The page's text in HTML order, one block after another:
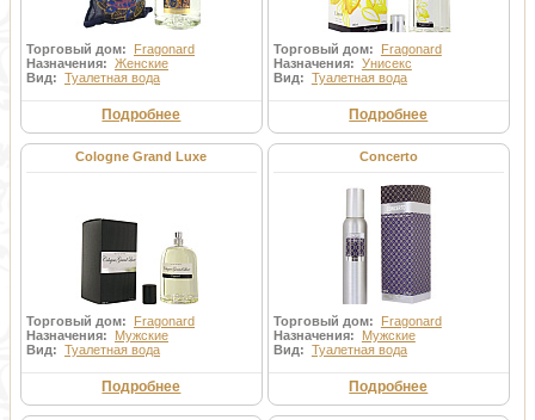
Торговый дом: Fragonard
Назначения: Женские
Вид: Туалетная вода
Подробнее
Торговый дом: Fragonard
Назначения: Унисекс
Вид: Туалетная вода
Подробнее
Cologne Grand Luxe
Торговый дом: Fragonard
Назначения: Мужские
Вид: Туалетная вода
Подробнее
Concerto
Торговый дом: Fragonard
Назначения: Мужские
Вид: Туалетная вода
Подробнее